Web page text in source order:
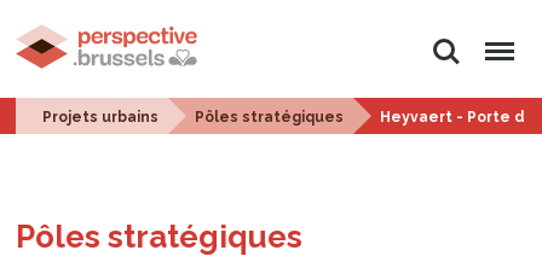
Rechercher
Menu
Projets urbains Pôles stratégiques Heyvaert - Porte de
Pôles stra­té­giques